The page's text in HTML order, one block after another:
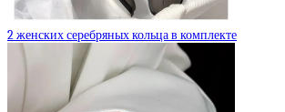
2 женских серебряных кольца в комплекте